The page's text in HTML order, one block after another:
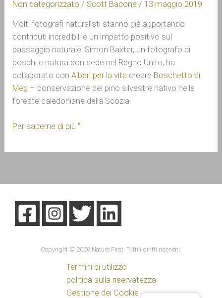
Non categorizzato / Scott Bacone/ 13 maggio 2019
Molti fotografi naturalisti stanno già apportando
contributi incredibili e un impatto positivo sul
paesaggio naturale. Simon Baxter, un fotografo di
boschi e natura con sede nel Regno Unito, ha
collaborato con Alberi per la vita creare Boschetto di
Meg – conservazione del pino silvestre nativo nelle
foreste caledoniane della Scozia.
Per saperne di più "
Copyright © 2026 Nature First. Tutti i diritti riservati.
Termini di utilizzo
politica sulla riservatezza
Gestione dei Cookie